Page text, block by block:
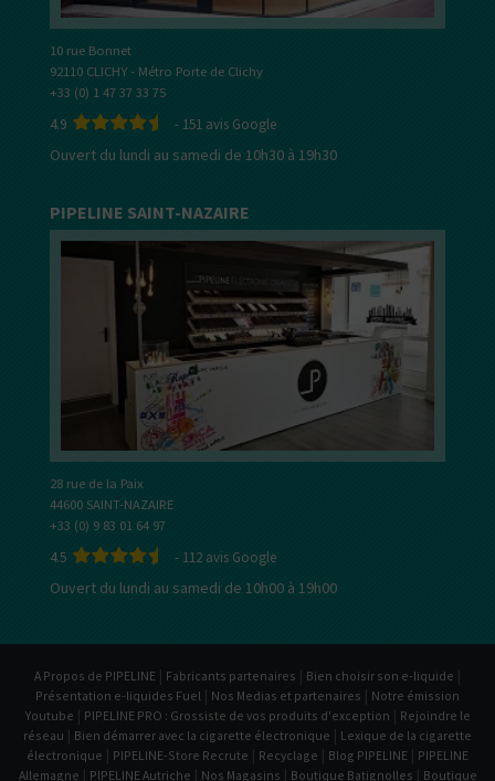
10 rue Bonnet
92110 CLICHY - Métro Porte de Clichy
+33 (0) 1 47 37 33 75
4.9 - 151 avis Google
Ouvert du lundi au samedi de 10h30 à 19h30
PIPELINE SAINT-NAZAIRE
28 rue de la Paix
44600 SAINT-NAZAIRE
+33 (0) 9 83 01 64 97
4.5 - 112 avis Google
Ouvert du lundi au samedi de 10h00 à 19h00
A Propos de PIPELINE | Fabricants partenaires | Bien choisir son e-liquide |
Présentation e-liquides Fuel | Nos Medias et partenaires | Notre émission
Youtube | PIPELINE PRO : Grossiste de vos produits d'exception | Rejoindre le
réseau | Bien démarrer avec la cigarette électronique | Lexique de la cigarette
électronique | PIPELINE-Store Recrute | Recyclage | Blog PIPELINE | PIPELINE
Allemagne | PIPELINE Autriche | Nos Magasins | Boutique Batignolles | Boutique